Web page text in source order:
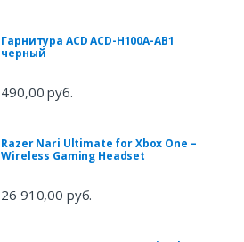
Гарнитура ACD ACD-H100A-AB1
черный
490,00 руб.
Razer Nari Ultimate for Xbox One –
Wireless Gaming Headset
26 910,00 руб.